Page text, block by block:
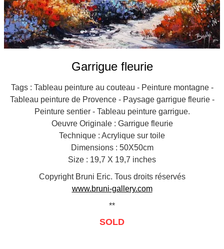
Garrigue fleurie
Tags : Tableau peinture au couteau - Peinture montagne -
Tableau peinture de Provence - Paysage garrigue fleurie -
Peinture sentier - Tableau peinture garrigue.
Oeuvre Originale : Garrigue fleurie
Technique : Acrylique sur toile
Dimensions : 50X50cm
Size : 19,7 X 19,7 inches
Copyright Bruni Eric. Tous droits réservés
www.bruni-gallery.com
**
SOLD